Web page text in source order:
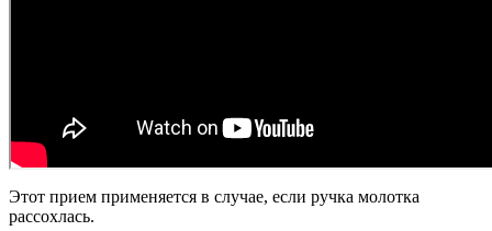
Этот прием применяется в случае, если ручка молотка
рассохлась.